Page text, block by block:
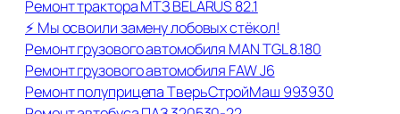
и
с
к
Ремонт трактора МТЗ BELARUS 82.1
⚡ Мы освоили замену лобовых стёкол!
Ремонт грузового автомобиля MAN TGL 8.180
Ремонт грузового автомобиля FAW J6
Ремонт полуприцепа ТверьСтройМаш 993930